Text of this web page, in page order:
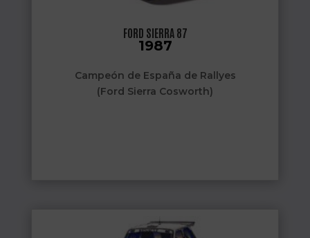
FORD SIERRA 87
1987
Campeón de España de Rallyes
(Ford Sierra Cosworth)